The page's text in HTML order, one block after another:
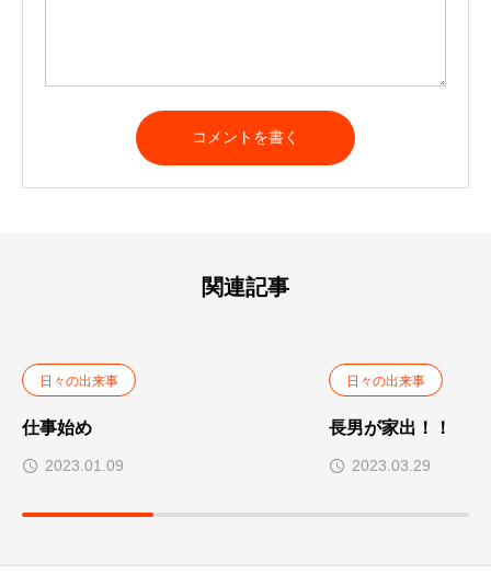
l
関連記事
日々の出来事
仕事始め
2023.01.09
日々の出来事
長男が家出！！
2023.03.29